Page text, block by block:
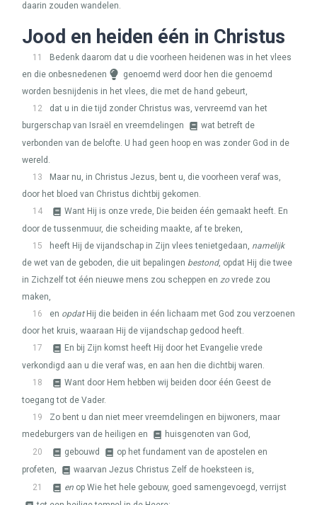
daarin zouden wandelen.
Jood en heiden één in Christus
11
Bedenk daarom dat u die voorheen heidenen was in het vlees
en die onbesnedenen
genoemd werd door hen die genoemd
worden besnijdenis in het vlees, die met de hand gebeurt,
12
dat u in die tijd zonder Christus was, vervreemd van het
burgerschap van Israël en vreemdelingen
wat betreft de
verbonden van de belofte. U had geen hoop en was zonder God in de
wereld.
13
Maar nu, in Christus Jezus, bent u, die voorheen veraf was,
door het bloed van Christus dichtbij gekomen.
14
Want Hij is onze vrede, Die beiden één gemaakt heeft. En
door de tussenmuur, die scheiding maakte, af te breken,
15
heeft Hij de vijandschap in Zijn vlees tenietgedaan, namelijk
de wet van de geboden, die uit bepalingen bestond, opdat Hij die twee
in Zichzelf tot één nieuwe mens zou scheppen en zovrede zou
maken,
16
en opdatHij die beiden in één lichaam met God zou verzoenen
door het kruis, waaraan Hij de vijandschap gedood heeft.
17
En bij Zijn komst heeft Hij door het Evangelie vrede
verkondigd aan u die veraf was, en aan hen die dichtbij waren.
18
Want door Hem hebben wij beiden door één Geest de
toegang tot de Vader.
19
Zo bent u dan niet meer vreemdelingen en bijwoners, maar
medeburgers van de heiligen en
huisgenoten van God,
20
gebouwd
op het fundament van de apostelen en
profeten,
waarvan Jezus Christus Zelf de hoeksteen is,
21
en op Wie het hele gebouw, goed samengevoegd, verrijst